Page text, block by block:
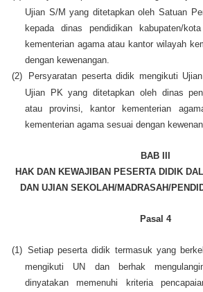
Ujian S/M yang ditetapkan oleh Satuan
kepada dinas pendidikan kabupaten/
kementerian agama atau kantor wilayah
dengan kewenangan.
(2)
Persyaratan peserta didik mengikuti
Ujian PK yang ditetapkan oleh dinas
atau provinsi, kantor kementerian
kementerian agama sesuai dengan
BAB III
HAK DAN KEWAJIBAN PESERTA DIDIK
DAN UJIAN SEKOLAH/MADRASAH/
Pasal 4
(1) Setiap peserta didik termasuk yang
mengikuti UN dan berhak
dinyatakan memenuhi kriteria